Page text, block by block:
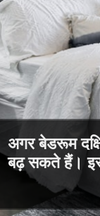
अगर बेडरूम